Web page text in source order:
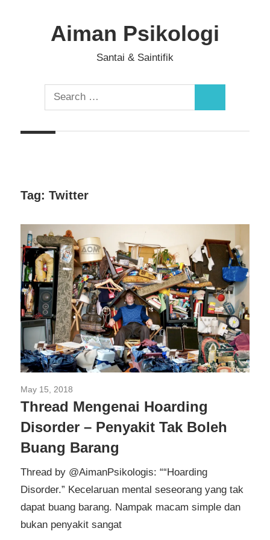
contentAiman Psikologi
Santai & Saintifik
Search
for:
Tag: Twitter
May 15, 2018
Thread Mengenai Hoarding
Disorder – Penyakit Tak Boleh
Buang Barang
Thread by @AimanPsikologis: ““Hoarding
Disorder.” Kecelaruan mental seseorang yang tak
dapat buang barang. Nampak macam simple dan
bukan penyakit sangat